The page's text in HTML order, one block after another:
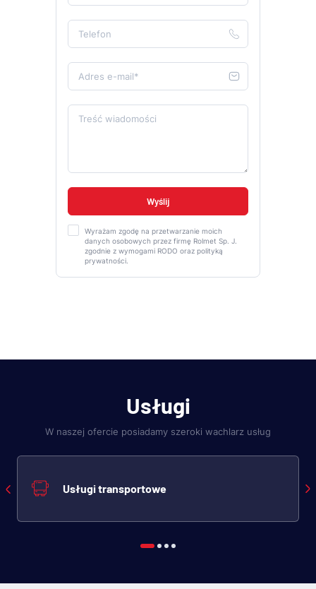
Telefon
Adres e-mail*
Treść wiadomości
Wyrażam zgodę na przetwarzanie moich
danych osobowych przez firmę Rolmet Sp. J.
zgodnie z wymogami RODO oraz polityką
prywatności.
Usługi
W naszej ofercie posiadamy szeroki wachlarz usług
Usługi transportowe